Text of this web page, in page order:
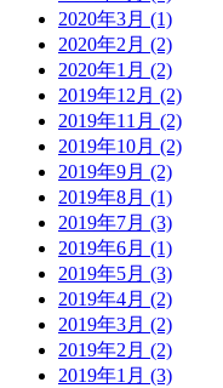
2020年3月 (1)
2020年2月 (2)
2020年1月 (2)
2019年12月 (2)
2019年11月 (2)
2019年10月 (2)
2019年9月 (2)
2019年8月 (1)
2019年7月 (3)
2019年6月 (1)
2019年5月 (3)
2019年4月 (2)
2019年3月 (2)
2019年2月 (2)
2019年1月 (3)